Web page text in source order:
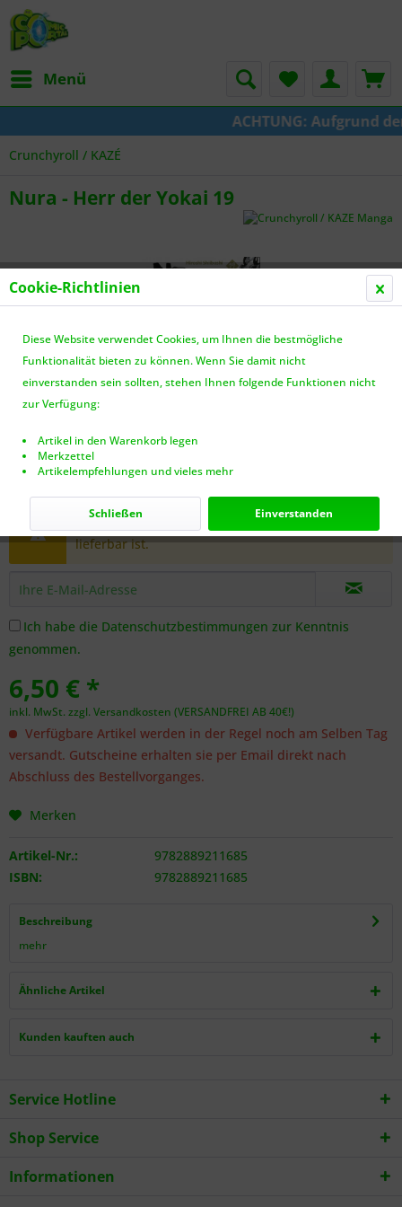
Menü
ACHTUNG: Aufgrund
Crunchyroll / KAZÉ
Nura - Herr der Yokai 19
Dieser Artikel steht derzeit nicht zur Verfügung!
Benachrichtigen Sie mich, sobald der Artikel
lieferbar ist.
Ich habe die Datenschutzbestimmungen zur Kenntnis
genommen.
6,50 € *
inkl. MwSt. zzgl. Versandkosten (VERSANDFREI AB 40€!)
Verfügbare Artikel werden in der Regel noch am Selben Tag
versandt. Gutscheine erhalten sie per Email direkt nach
Abschluss des Bestellvorganges.
Merken
Artikel-Nr.:
9782889211685
ISBN:
9782889211685
Beschreibung
mehr
Ähnliche Artikel
Kunden kauften auch
Service Hotline
Shop Service
Informationen
Cookie-Richtlinien
Diese Website verwendet Cookies, um Ihnen die bestmögliche
Funktionalität bieten zu können. Wenn Sie damit nicht
einverstanden sein sollten, stehen Ihnen folgende Funktionen nicht
zur Verfügung:
Artikel in den Warenkorb legen
Merkzettel
Artikelempfehlungen und vieles mehr
Einverstanden
Schließen